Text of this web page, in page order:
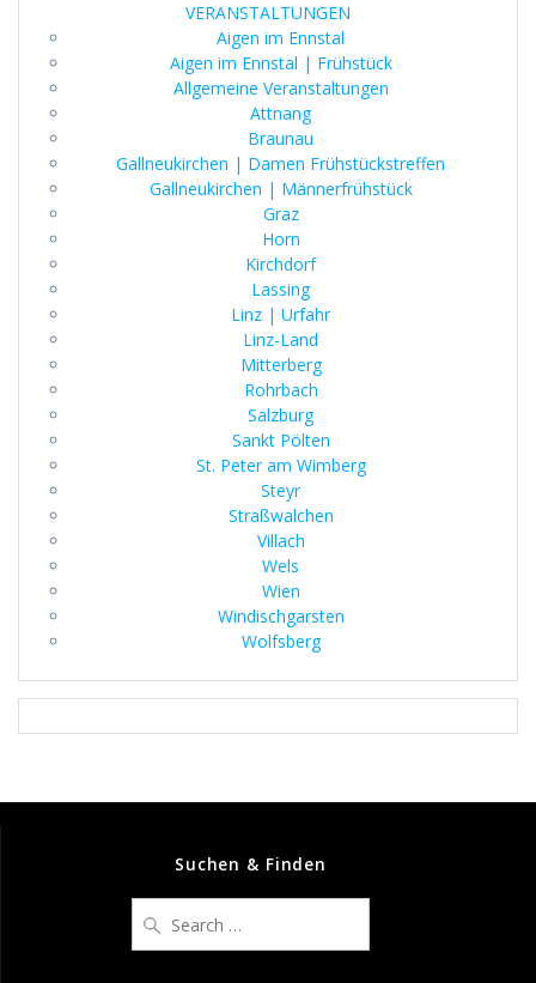
VERANSTALTUNGEN
Aigen im Ennstal
Aigen im Ennstal | Frühstück
Allgemeine Veranstaltungen
Attnang
Braunau
Gallneukirchen | Damen Frühstückstreffen
Gallneukirchen | Männerfrühstück
Graz
Horn
Kirchdorf
Lassing
Linz | Urfahr
Linz-Land
Mitterberg
Rohrbach
Salzburg
Sankt Pölten
St. Peter am Wimberg
Steyr
Straßwalchen
Villach
Wels
Wien
Windischgarsten
Wolfsberg
Suchen & Finden
for: